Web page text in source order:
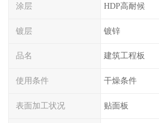
涂层 HDP高耐候
镀层 镀锌
品名 建筑工程板
使用条件 干燥条件
表面加工状况 贴面板